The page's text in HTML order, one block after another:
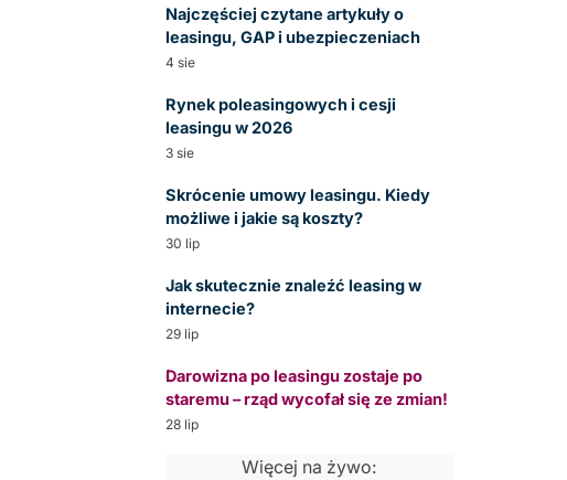
Najczęściej czytane artykuły o
leasingu, GAP i ubezpieczeniach
4 sie
Rynek poleasingowych i cesji
leasingu w 2026
3 sie
Skrócenie umowy leasingu. Kiedy
możliwe i jakie są koszty?
30 lip
Jak skutecznie znaleźć leasing w
internecie?
29 lip
Darowizna po leasingu zostaje po
staremu – rząd wycofał się ze zmian!
28 lip
Więcej na żywo: